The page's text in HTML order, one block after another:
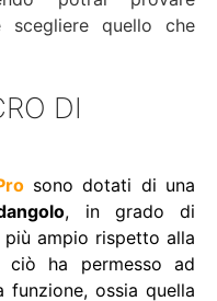
quello che
DI
sono dotati di una
, in grado di
ampio rispetto alla
ciò ha permesso ad
funzione, ossia quella